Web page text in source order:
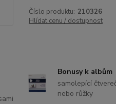
Číslo produktu: 210326
Hlídat cenu / dostupnost
Bonusy k albům
samolepící
nebo růžky